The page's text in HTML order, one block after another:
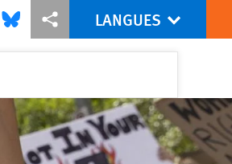
via Facebook
Share this via Bluesky
Share this via Partagez
LANGUES